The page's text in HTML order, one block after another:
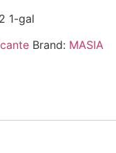
1-gal
Brand: MASIA